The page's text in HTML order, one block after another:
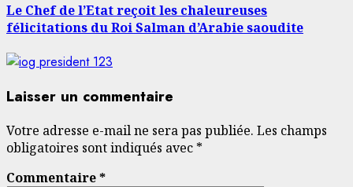
Le Chef de l’Etat reçoit les chaleureuses
félicitations du Roi Salman d’Arabie saoudite
Laisser un commentaire
Votre adresse e-mail ne sera pas publiée. Les champs
obligatoires sont indiqués avec *
Commentaire*